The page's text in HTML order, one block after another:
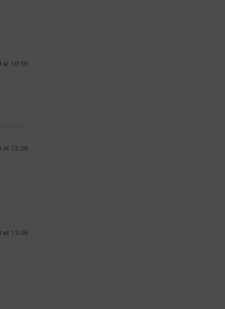
at 10:56
at 12:26
at 13:06